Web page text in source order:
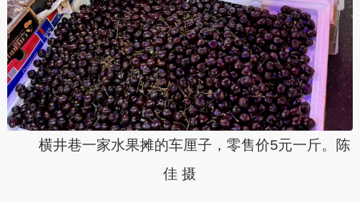
横井巷一家水果摊的车厘子，零售价5元一斤。陈
佳 摄